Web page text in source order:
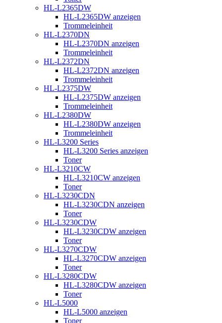
HL-L2365DW
HL-L2365DW anzeigen
Trommeleinheit
HL-L2370DN
HL-L2370DN anzeigen
Trommeleinheit
HL-L2372DN
HL-L2372DN anzeigen
Trommeleinheit
HL-L2375DW
HL-L2375DW anzeigen
Trommeleinheit
HL-L2380DW
HL-L2380DW anzeigen
Trommeleinheit
HL-L3200 Series
HL-L3200 Series anzeigen
Toner
HL-L3210CW
HL-L3210CW anzeigen
Toner
HL-L3230CDN
HL-L3230CDN anzeigen
Toner
HL-L3230CDW
HL-L3230CDW anzeigen
Toner
HL-L3270CDW
HL-L3270CDW anzeigen
Toner
HL-L3280CDW
HL-L3280CDW anzeigen
Toner
HL-L5000
HL-L5000 anzeigen
Toner